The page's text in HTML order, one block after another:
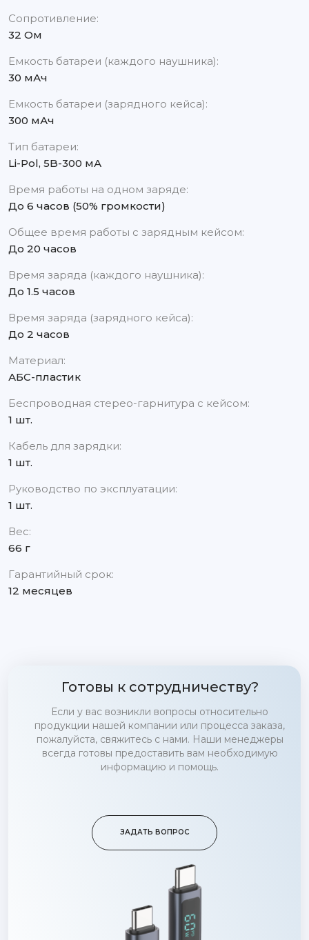
Сопротивление:
32 Ом
Емкость батареи (каждого наушника):
30 мАч
Емкость батареи (зарядного кейса):
300 мАч
Тип батареи:
Li-Pol, 5B-300 мА
Время работы на одном заряде:
До 6 часов (50% громкости)
Общее время работы с зарядным кейсом:
До 20 часов
Время заряда (каждого наушника):
До 1.5 часов
Время заряда (зарядного кейса):
До 2 часов
Материал:
АБС-пластик
Беспроводная стерео-гарнитура с кейсом:
1 шт.
Кабель для зарядки:
1 шт.
Руководство по эксплуатации:
1 шт.
Вес:
66 г
Гарантийный срок:
12 месяцев
Готовы к сотрудничеству?
Если у вас возникли вопросы относительно
продукции нашей компании или процесса заказа,
пожалуйста, свяжитесь с нами. Наши менеджеры
всегда готовы предоставить вам необходимую
информацию и помощь.
ЗАДАТЬ ВОПРОС